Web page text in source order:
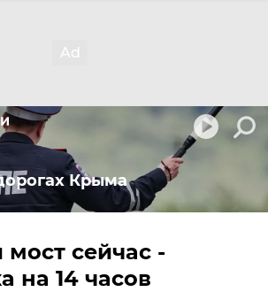
Крыма
сейчас -
на 14 часов